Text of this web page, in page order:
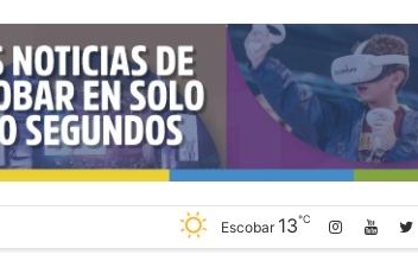
Escobar 13℃